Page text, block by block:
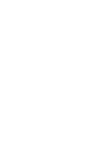
CVC
Málaga
en
años de